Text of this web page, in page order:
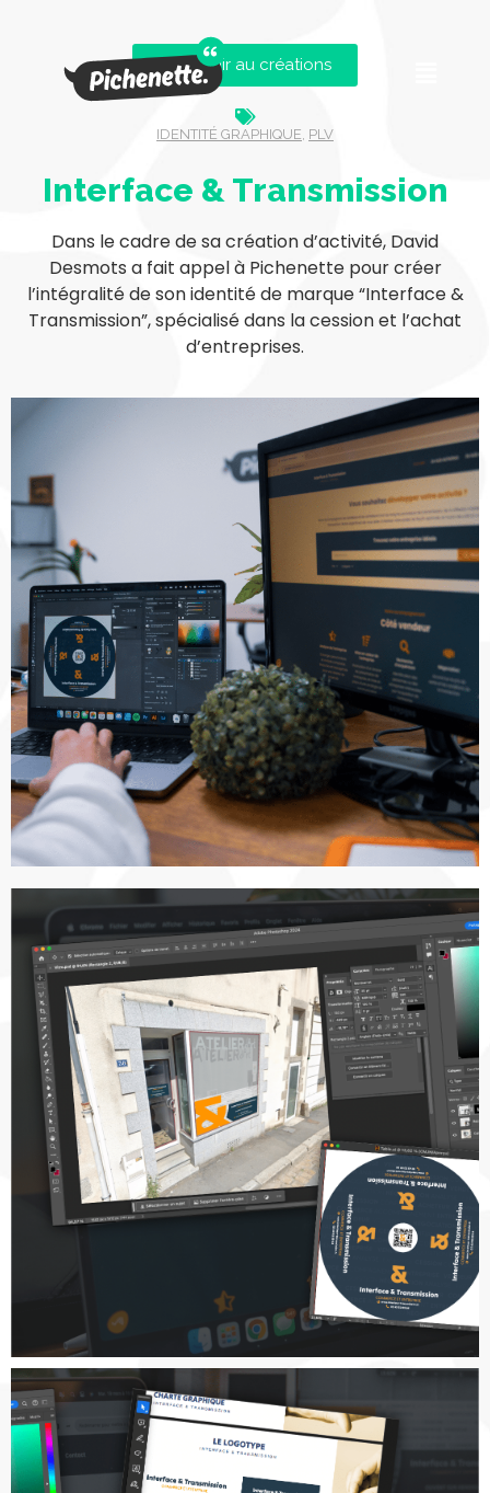
Revenir au créations
IDENTITÉ GRAPHIQUE, PLV
Interface & Transmission
Dans le cadre de sa création d’activité, David
Desmots a fait appel à Pichenette pour créer
l’intégralité de son identité de marque “Interface &
Transmission”, spécialisé dans la cession et l’achat
d’entreprises.